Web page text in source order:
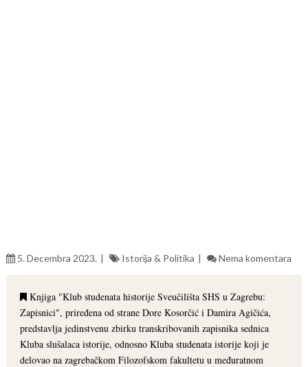
5. Decembra 2023. Istorija & Politika Nema komentara
Knjiga "Klub studenata historije Sveučilišta SHS u Zagrebu:
Zapisnici", priređena od strane Dore Kosorčić i Damira Agičića,
predstavlja jedinstvenu zbirku transkribovanih zapisnika sednica
Kluba slušalaca istorije, odnosno Kluba studenata istorije koji je
delovao na zagrebačkom Filozofskom fakultetu u međuratnom